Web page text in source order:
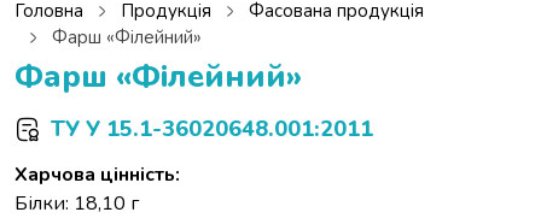
Головна Продукція
Фасована продукція
Фарш «Філейний»
Фарш «Філейний»
ТУ У 15.1-36020648.001:2011
Харчова цінність:
Білки: 18,10 г